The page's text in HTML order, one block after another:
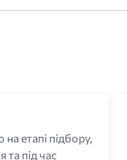
етапі підбору,
та під час